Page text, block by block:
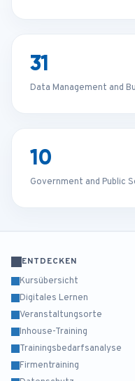
31
Data Management and
10
Government and Public
ENTDECKEN
Kursübersicht
Digitales Lernen
Veranstaltungsorte
Inhouse-Training
Trainingsbedarfsanalyse
Firmentraining